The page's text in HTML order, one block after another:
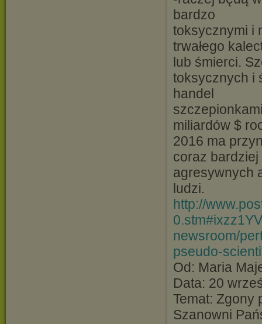
bardzo
toksycznymi i
trwałego
lub śmierci.
toksycznych i
handel
miliardów $
2016 ma
coraz bardziej
agresywnych
ludzi.
http://
newsroom/
pseudo-
Od: Maria
Data: 20
Temat: Zgony
Szanowni